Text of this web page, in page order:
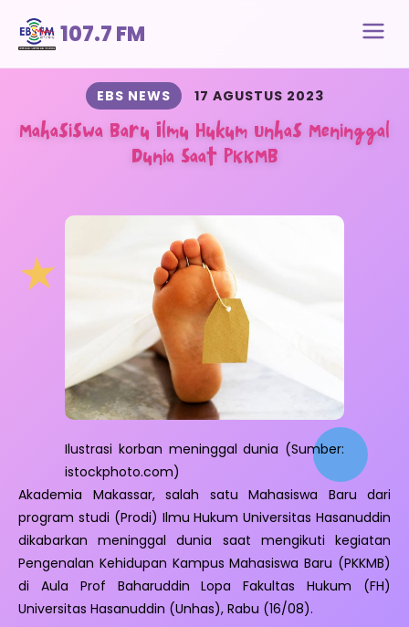
107.7 FM
EBS NEWS 17 AGUSTUS 2023
Mahasiswa Baru Ilmu Hukum Unhas Meninggal
Dunia Saat PKKMB
Ilustrasi korban meninggal dunia (Sumber:
istockphoto.com)
Akademia Makassar, salah satu Mahasiswa Baru dari
program studi (Prodi) Ilmu Hukum Universitas Hasanuddin
dikabarkan meninggal dunia saat mengikuti kegiatan
Pengenalan Kehidupan Kampus Mahasiswa Baru (PKKMB)
di Aula Prof Baharuddin Lopa Fakultas Hukum (FH)
Universitas Hasanuddin (Unhas), Rabu (16/08).